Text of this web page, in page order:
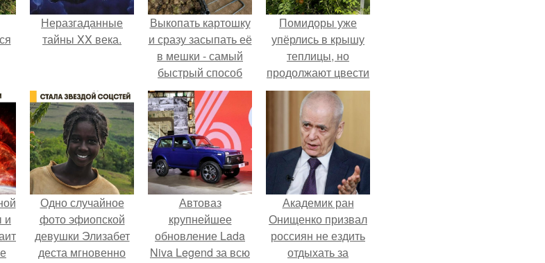
Неразгаданные
тайны XX века.
Выкопать картошку
и сразу засыпать её
в мешки - самый
быстрый способ
спрятать вместе с
урожаем гниль,
порезы и больные
клубни.
Помидоры уже
упёрлись в крышу
теплицы, но
продолжают цвести
как сумасшедшие?
и
Одно случайное
фото эфиопской
девушки Элизабет
деста мгновенно
Автоваз
крупнейшее
обновление Lada
Niva Legend за всю
Академик ран
Онищенко призвал
россиян не ездить
отдыхать за